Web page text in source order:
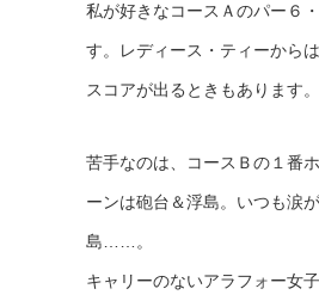
私が好きなコースＡのパー６
す。レディース・ティーから
スコアが出るときもあります。
苦手なのは、コースＢの１番
ーンは砲台＆浮島。いつも涙
島……。
キャリーのないアラフォー女